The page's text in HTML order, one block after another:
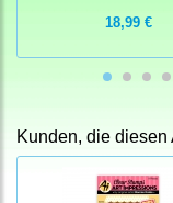
18,99 €
Kunden, die diesen